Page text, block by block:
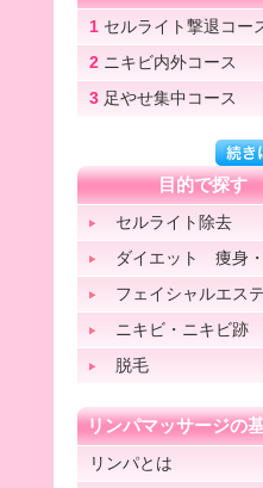
1 セルライト撃退コー
2 ニキビ内外コース
3 足やせ集中コース
目的で探す
セルライト除去
ダイエット 痩身
フェイシャルエステ
ニキビ・ニキビ跡
脱毛
リンパマッサージの
リンパとは